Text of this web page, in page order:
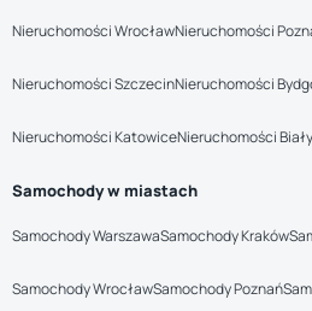
Nieruchomości WrocławNieruchomości
Nieruchomości SzczecinNieruchomości
Nieruchomości KatowiceNieruchomości
Samochody w miastach
Samochody WarszawaSamochody Kraków
Samochody WrocławSamochody Poznań